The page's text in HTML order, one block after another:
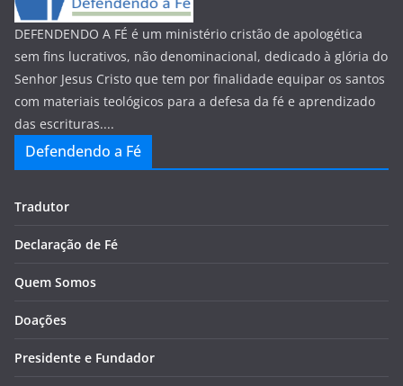
DEFENDENDO A FÉ é um ministério cristão de apologética
sem fins lucrativos, não denominacional, dedicado à glória do
Senhor Jesus Cristo que tem por finalidade equipar os santos
com materiais teológicos para a defesa da fé e aprendizado
das escrituras....
Defendendo a Fé
Tradutor
Declaração de Fé
Quem Somos
Doações
Presidente e Fundador